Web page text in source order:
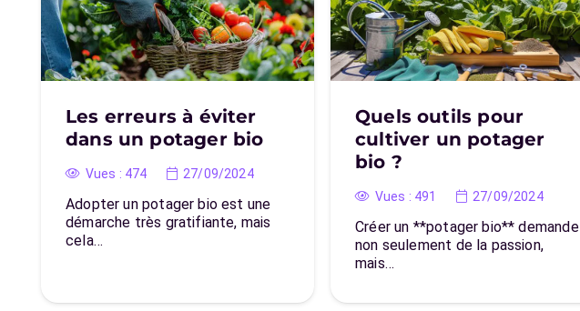
Les erreurs à éviter
dans un potager bio
Vues : 474 27/09/2024
Adopter un potager bio est une
démarche très gratifiante, mais
cela…
Quels outils pour
cultiver un potager
bio ?
Vues : 491 27/09/2024
Créer un **potager bio** demande
non seulement de la passion,
mais…